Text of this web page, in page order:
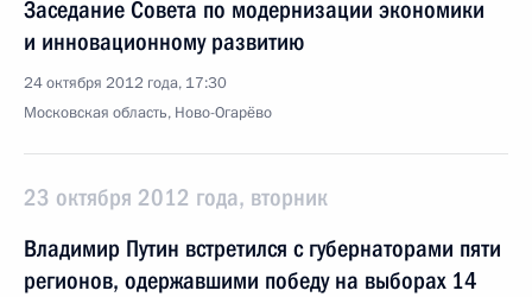
Заседание Совета по модернизации экономики
и инновационному развитию
24 октября 2012 года, 17:30
Московская область, Ново-Огарёво
23 октября 2012 года, вторник
Владимир Путин встретился с губернаторами пяти
регионов, одержавшими победу на выборах 14